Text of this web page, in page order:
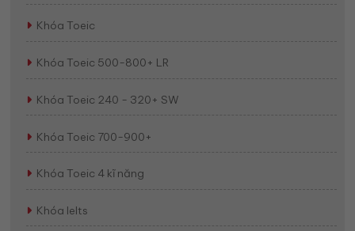
Khóa Toeic
Khóa Toeic 500-800+ LR
Khóa Toeic 240 - 320+ SW
Khóa Toeic 700-900+
Khóa Toeic 4 kĩ năng
Khóa Ielts